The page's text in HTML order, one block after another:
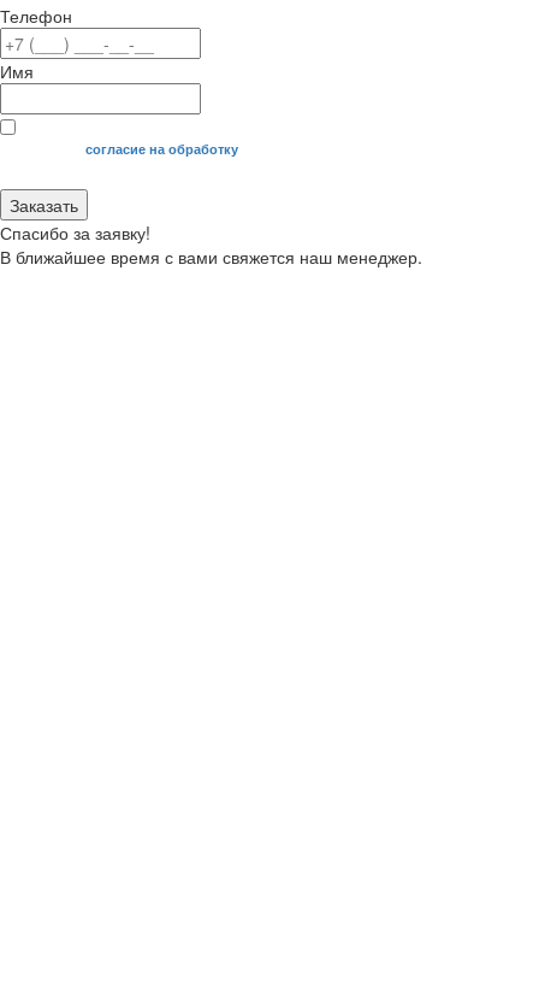
Телефон
Имя
Я даю своесогласие на обработку
Заказать
Спасибо за заявку!
В ближайшее время с вами свяжется наш менеджер.